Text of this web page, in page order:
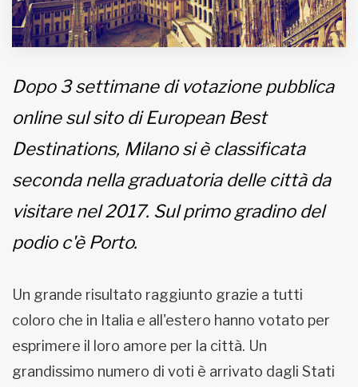
www.viveremilano.info
Fondato e diretto da Enzo De
EDB edizioni - Via Brivio angolo C.
Informativa sulla privacy
Dopo 3 settimane di votazione pubblica
online sul sito di European Best
Destinations, Milano si è classificata
seconda nella graduatoria delle città da
visitare nel 2017. Sul primo gradino del
podio c'è Porto.
Un grande risultato raggiunto grazie a tutti
coloro che in Italia e all'estero hanno votato per
esprimere il loro amore per la città. Un
grandissimo numero di voti è arrivato dagli Stati